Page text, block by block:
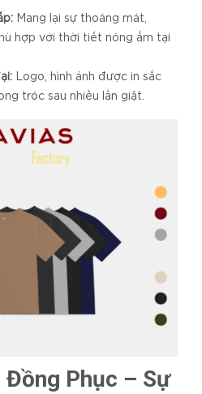
Mang lại sự thoáng mát,
hợp với thời tiết nóng ẩm tại
Logo, hình ảnh được in sắc
tróc sau nhiều lần giặt.
Phục – Sự